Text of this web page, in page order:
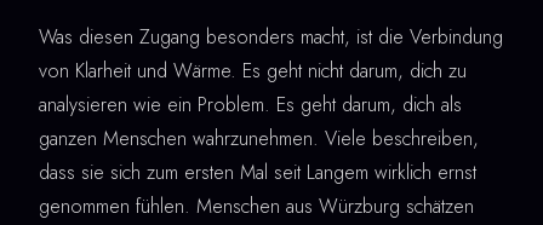
Was diesen Zugang besonders macht, ist die Verbindung
von Klarheit und Wärme. Es geht nicht darum, dich zu
analysieren wie ein Problem. Es geht darum, dich als
ganzen Menschen wahrzunehmen. Viele beschreiben,
dass sie sich zum ersten Mal seit Langem wirklich ernst
genommen fühlen. Menschen aus Würzburg schätzen